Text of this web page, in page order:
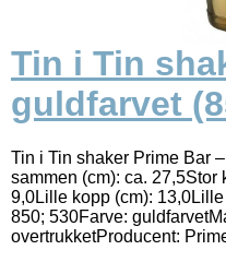
Tin i Tin
guldfarvet
Tin i Tin shaker Prime Bar
sammen (cm): ca. 27,5Stor
9,0Lille kopp (cm):
850; 530Farve:
overtrukketProducent: